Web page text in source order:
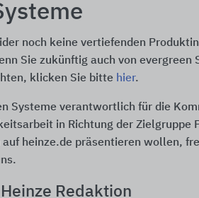
noch keine vertiefenden
Sie zukünftig auch von evergreen
klicken Sie bitte hier.
Systeme verantwortlich für die
in Richtung der Zielgruppe
auf heinze.de präsentieren wollen,
Redaktion